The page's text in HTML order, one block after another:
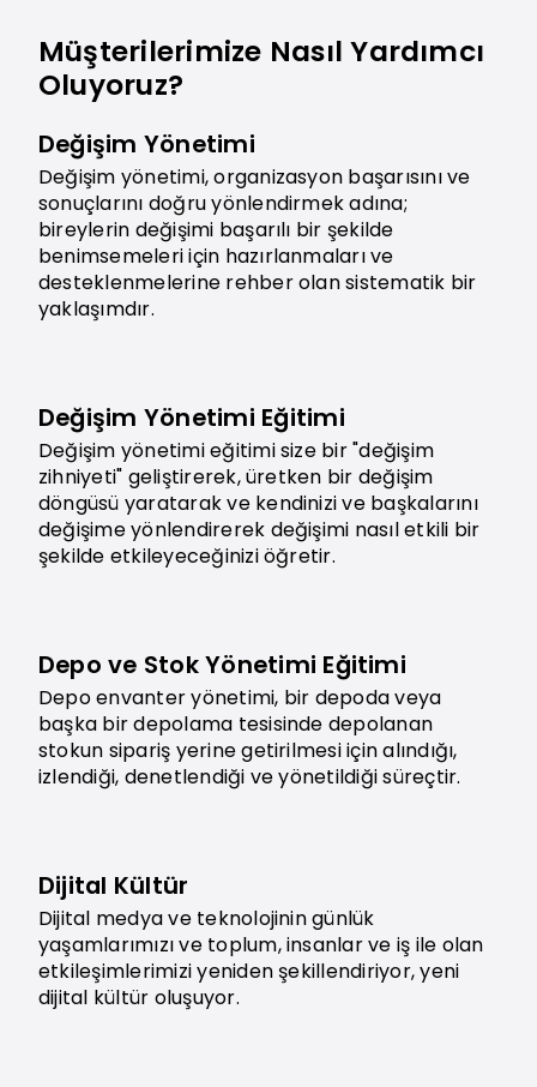
Müşterilerimize Nasıl Yardımcı
Oluyoruz?
Değişim Yönetimi
Değişim yönetimi, organizasyon başarısını ve
sonuçlarını doğru yönlendirmek adına;
bireylerin değişimi başarılı bir şekilde
benimsemeleri için hazırlanmaları ve
desteklenmelerine rehber olan sistematik bir
yaklaşımdır.
Değişim Yönetimi Eğitimi
Değişim yönetimi eğitimi size bir "değişim
zihniyeti" geliştirerek, üretken bir değişim
döngüsü yaratarak ve kendinizi ve başkalarını
değişime yönlendirerek değişimi nasıl etkili bir
şekilde etkileyeceğinizi öğretir.
Depo ve Stok Yönetimi Eğitimi
Depo envanter yönetimi, bir depoda veya
başka bir depolama tesisinde depolanan
stokun sipariş yerine getirilmesi için alındığı,
izlendiği, denetlendiği ve yönetildiği süreçtir.
Dijital Kültür
Dijital medya ve teknolojinin günlük
yaşamlarımızı ve toplum, insanlar ve iş ile olan
etkileşimlerimizi yeniden şekillendiriyor, yeni
dijital kültür oluşuyor.